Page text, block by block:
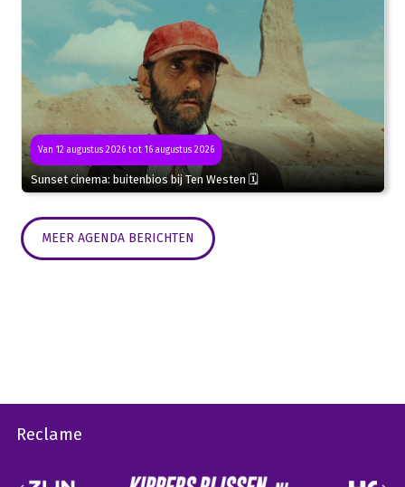
Van 12 augustus 2026 tot 16 augustus 2026
Sunset cinema: buitenbios bij Ten Westen 🗓
MEER AGENDA BERICHTEN
Reclame